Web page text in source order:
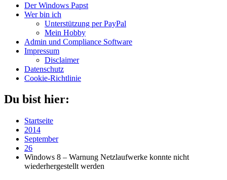
Der Windows Papst
Wer bin ich
Unterstützung per PayPal
Mein Hobby
Admin und Compliance Software
Impressum
Disclaimer
Datenschutz
Cookie-Richtlinie
Du bist hier:
Startseite
2014
September
26
Windows 8 – Warnung Netzlaufwerke konnte nicht
wiederhergestellt werden